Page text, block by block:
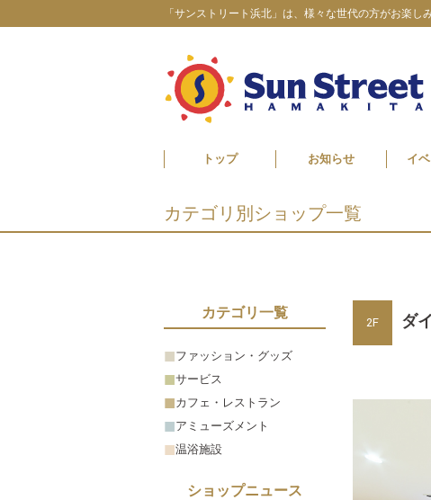
「サンストリート浜北」は、様々な世代の方がお楽
トップ お知らせ イ
カテゴリ別ショップ一覧
カテゴリ一覧
ファッション・グッズ
サービス
カフェ・レストラン
アミューズメント
温浴施設
ショップニュース
2F ダ